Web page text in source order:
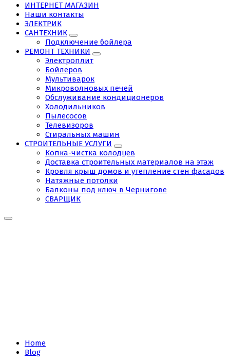
ИНТЕРНЕТ МАГАЗИН
Наши контакты
ЭЛЕКТРИК
САНТЕХНИК
Подключение бойлера
РЕМОНТ ТЕХНИКИ
Электроплит
Бойлеров
Мультиварок
Микроволновых печей
Обслуживание кондиционеров
Холодильников
Пылесосов
Телевизоров
Стиральных машин
СТРОИТЕЛЬНЫЕ УСЛУГИ
Копка-чистка колодцев
Доставка строительных материалов на этаж
Кровля крыш домов и утепление стен фасадов
Натяжные потолки
Балконы под ключ в Чернигове
СВАРЩИК
Home
Blog